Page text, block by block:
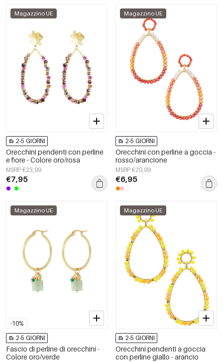
Magazzino UE
2-5 GIORNI
Orecchini pendenti con perline
e fiore - Colore oro/rosa
MSRP €23,99
€7,95
Magazzino UE
2-5 GIORNI
Orecchini con perline a goccia -
rosso/arancione
MSRP €20,99
€6,95
-10%
Magazzino UE
2-5 GIORNI
Fascio di perline di orecchini -
Colore oro/verde
Magazzino UE
2-5 GIORNI
Orecchini pendenti a goccia
con perline giallo - arancio